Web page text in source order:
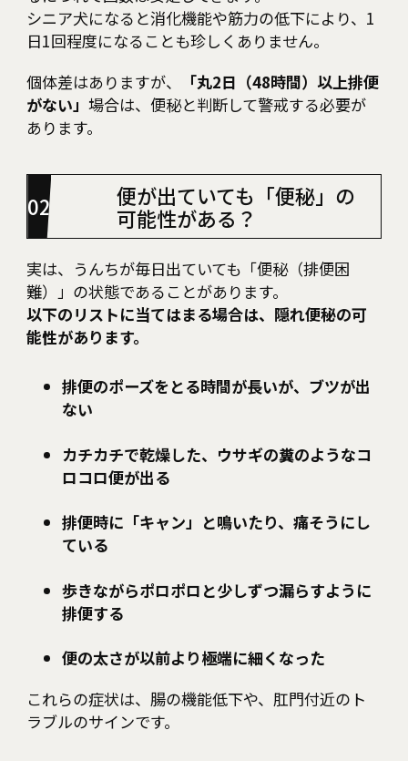
シニア犬になると消化機能や筋力の低下により、1
日1回程度になることも珍しくありません。
個体差はありますが、
「丸2日（48時間）以上排便
がない」場合は、便秘と判断して警戒する必要が
あります。
便が出ていても「便秘」の
可能性がある？
実は、うんちが毎日出ていても「便秘（排便困
難）」の状態であることがあります。
以下のリストに当てはまる場合は、隠れ便秘の可
能性があります。
排便のポーズをとる時間が長いが、ブツが出
ない
カチカチで乾燥した、ウサギの糞のようなコ
ロコロ便が出る
排便時に「キャン」と鳴いたり、痛そうにし
ている
歩きながらポロポロと少しずつ漏らすように
排便する
便の太さが以前より極端に細くなった
これらの症状は、腸の機能低下や、肛門付近のト
ラブルのサインです。